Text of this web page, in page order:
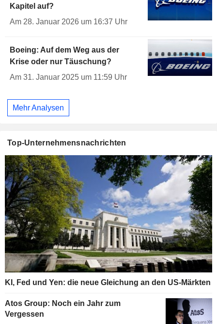
Kapitel auf?
Am 28. Januar 2026 um 16:37 Uhr
Boeing: Auf dem Weg aus der
Krise oder nur Täuschung?
Am 31. Januar 2025 um 11:59 Uhr
Mehr Analysen
Top-Unternehmensnachrichten
KI, Fed und Yen: die neue Gleichung an den US-Märkten
Atos Group: Noch ein Jahr zum
Vergessen